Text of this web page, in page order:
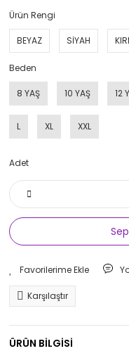
Ürün Rengi
BEYAZ SİYAH
Beden
8 YAŞ 10 YAŞ 12
L XL XXL
Adet
Karşılaştır
ÜRÜN BİLGİSİ